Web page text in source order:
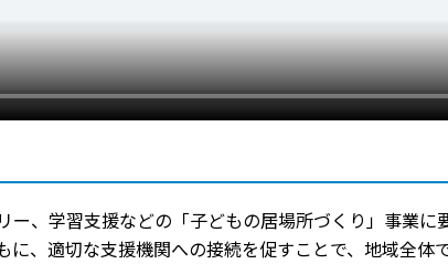
、学習支援などの「子どもの居場所づくり」事業
、適切な支援機関への接続を促すことで、地域全体